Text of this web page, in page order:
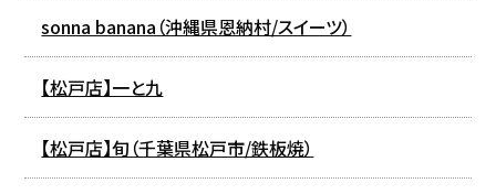
sonna banana（沖縄県恩納村/スイーツ）
【松戸店】一と九
【松戸店】旬（千葉県松戸市/鉄板焼）